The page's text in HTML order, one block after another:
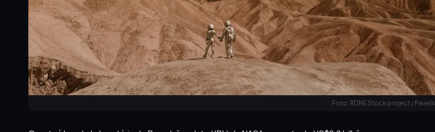
Foto: RDNE Stock project / Pexels